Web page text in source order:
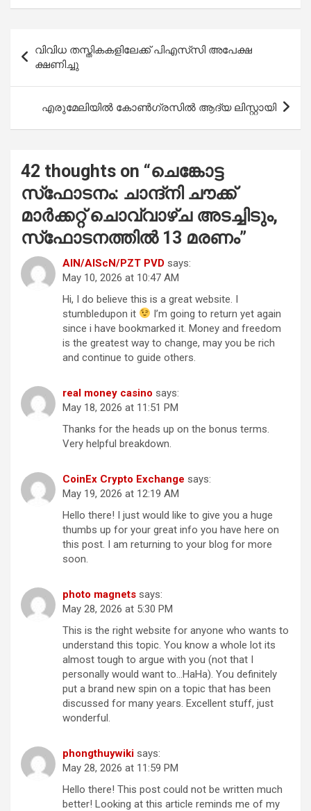
ce
b
o
o
k
at
A
p
p
tt ail ar
e
Post
navigation
വിവിധ തസ്തികകളിലേക്ക് പിഎസ്‌സി അപേക്ഷ
ക്ഷണിച്ചു
എ​രു​മേ​ലി​യി​ൽ കോ​ൺ​ഗ്ര​സി​ൽ ആ​ദ്യ ലി​സ്റ്റാ​യി
42 thoughts on “ചെങ്കോട്ട
സ്‌ഫോടനം: ചാന്ദ്നി ചൗക്ക്
മാര്‍ക്കറ്റ് ചൊവ്വാഴ്ച അടച്ചിടും,
സ്‌ഫോടനത്തില്‍ 13 മരണം”
AlN/AlScN/PZT PVD says:
May 10, 2026 at 10:47 AM
Hi, I do believe this is a great website. I
stumbledupon it
I’m going to return yet again
since i have bookmarked it. Money and freedom
is the greatest way to change, may you be rich
and continue to guide others.
real money casino says:
May 18, 2026 at 11:51 PM
Thanks for the heads up on the bonus terms.
Very helpful breakdown.
CoinEx Crypto Exchange says:
May 19, 2026 at 12:19 AM
Hello there! I just would like to give you a huge
thumbs up for your great info you have here on
this post. I am returning to your blog for more
soon.
photo magnets says:
May 28, 2026 at 5:30 PM
This is the right website for anyone who wants to
understand this topic. You know a whole lot its
almost tough to argue with you (not that I
personally would want to…HaHa). You definitely
put a brand new spin on a topic that has been
discussed for many years. Excellent stuff, just
wonderful.
phongthuywiki says:
May 28, 2026 at 11:59 PM
Hello there! This post could not be written much
better! Looking at this article reminds me of my